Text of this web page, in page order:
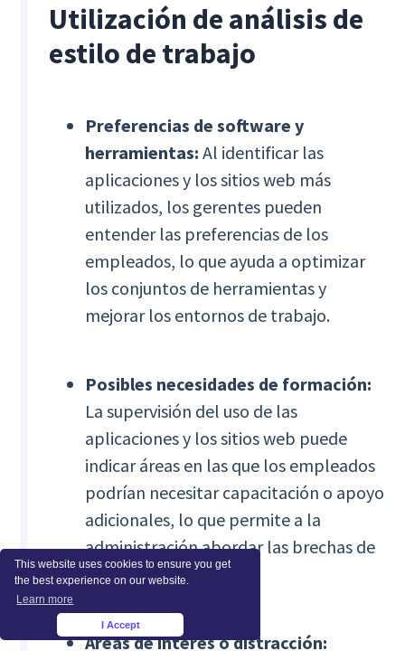
This website uses cookies to ensure you get
the best experience on our website.
Learn more
I Accept
Utilización de análisis de
estilo de trabajo
Preferencias de software y
herramientas: Al identificar las
aplicaciones y los sitios web más
utilizados, los gerentes pueden
entender las preferencias de los
empleados, lo que ayuda a optimizar
los conjuntos de herramientas y
mejorar los entornos de trabajo.
Posibles necesidades de formación:
La supervisión del uso de las
aplicaciones y los sitios web puede
indicar áreas en las que los empleados
podrían necesitar capacitación o apoyo
adicionales, lo que permite a la
administración abordar las brechas de
manera proactiva.
Áreas de interés o distracción: